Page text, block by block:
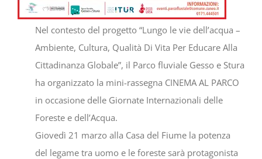
Nel contesto del progetto “Lungo le vie dell’acqua –
Ambiente, Cultura, Qualità Di Vita Per Educare Alla
Cittadinanza Globale”, il Parco fluviale Gesso e Stura
ha organizzato la mini-rassegna CINEMA AL PARCO
in occasione delle Giornate Internazionali delle
Foreste e dell’Acqua.
Giovedì 21 marzo alla Casa del Fiume la potenza
del legame tra uomo e le foreste sarà protagonista